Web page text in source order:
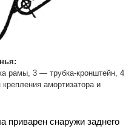
рамы, 3 — трубка-кронштейн, 4
амортизатора и
приварен снаружи заднего